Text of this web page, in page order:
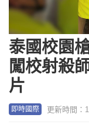
Unmute
泰國校園
闖校射殺
片
即時國際 更新時間：